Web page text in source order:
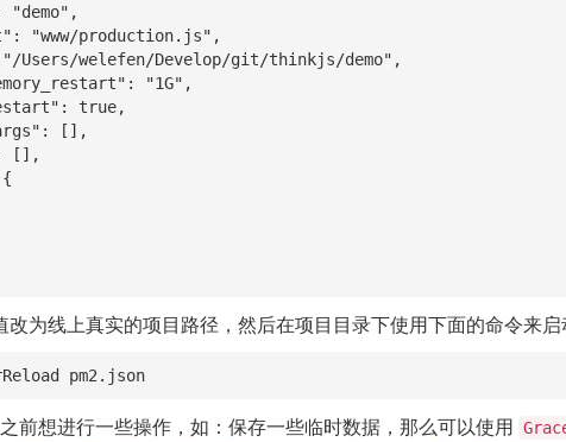
改为线上真实的项目路径，然后在项目目录下使用下面的命令来启
pm2.json
前想进行一些操作，如：保存一些临时数据，那么可以使用